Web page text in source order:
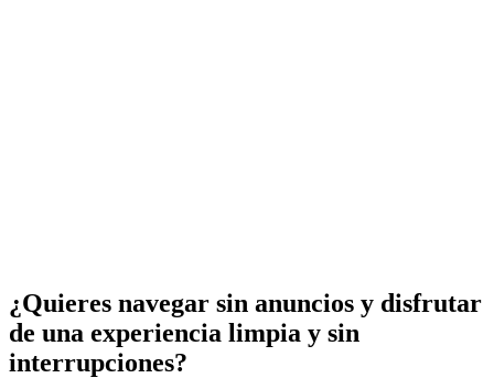
¿Quieres navegar sin anuncios y disfrutar
de una experiencia limpia y sin
interrupciones?